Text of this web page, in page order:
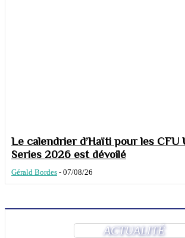
Le calendrier d’Haïti pour les CFU
Series 2026 est dévoilé
Gérald Bordes - 07/08/26
ACTUALITÉ